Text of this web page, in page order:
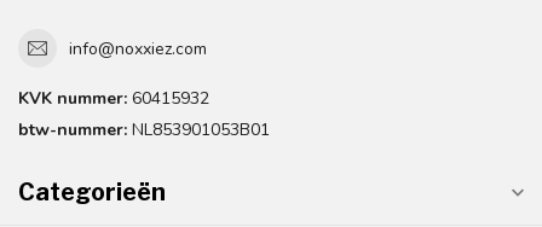
info@noxxiez.com
KVK nummer: 60415932
btw-nummer: NL853901053B01
Categorieën